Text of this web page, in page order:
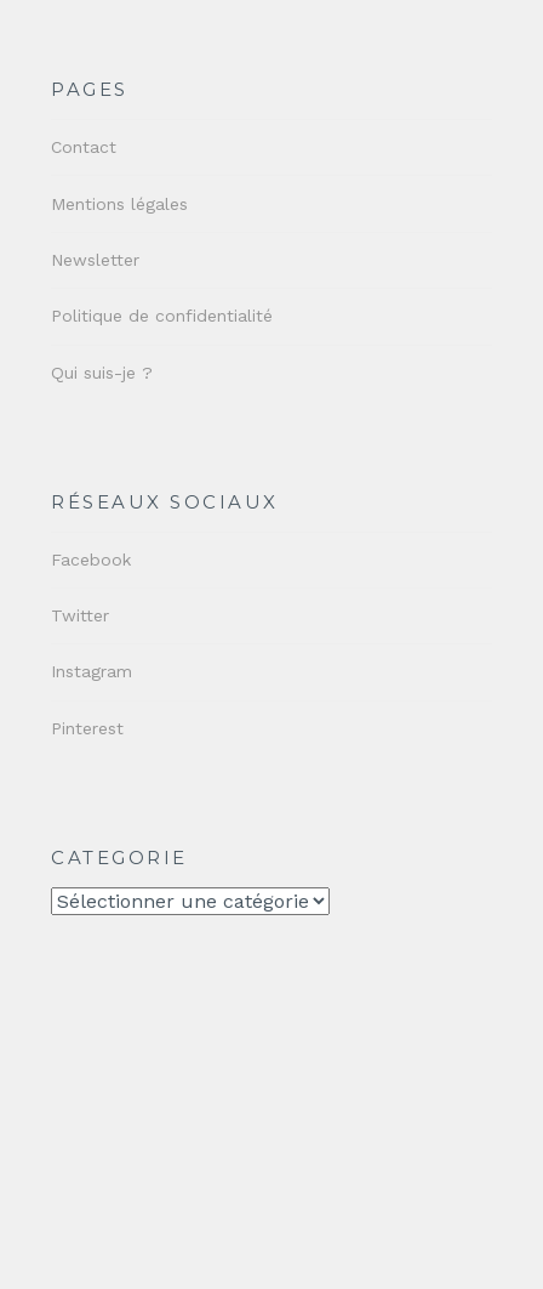
PAGES
Contact
Mentions légales
Newsletter
Politique de confidentialité
Qui suis-je ?
RÉSEAUX SOCIAUX
Facebook
Twitter
Instagram
Pinterest
CATEGORIE
CATEGORIE